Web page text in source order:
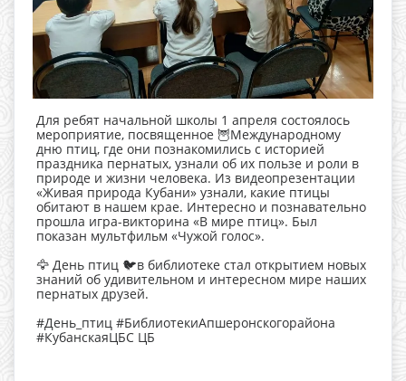
Для ребят начальной школы 1 апреля состоялось
мероприятие, посвященное 🦉Международному
дню птиц, где они познакомились с историей
праздника пернатых, узнали об их пользе и роли в
природе и жизни человека. Из видеопрезентации
«Живая природа Кубани» узнали, какие птицы
обитают в нашем крае. Интересно и познавательно
прошла игра-викторина «В мире птиц». Был
показан мультфильм «Чужой голос».
🦅 День птиц 🐦в библиотеке стал открытием новых
знаний об удивительном и интересном мире наших
пернатых друзей.
#День_птиц #БиблиотекиАпшеронскогорайона
#КубанскаяЦБС ЦБ